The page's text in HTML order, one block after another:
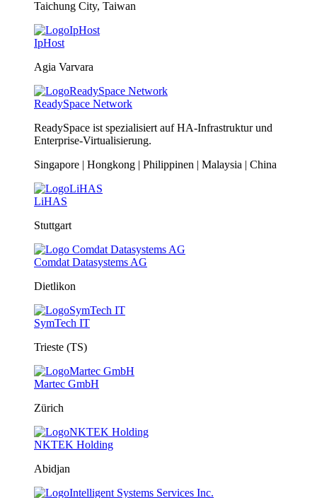
Taichung City, Taiwan
IpHost
Agia Varvara
ReadySpace Network
ReadySpace ist spezialisiert auf HA-Infrastruktur und
Enterprise-Virtualisierung.
Singapore | Hongkong | Philippinen | Malaysia | China
LiHAS
Stuttgart
Comdat Datasystems AG
Dietlikon
SymTech IT
Trieste (TS)
Martec GmbH
Zürich
NKTEK Holding
Abidjan